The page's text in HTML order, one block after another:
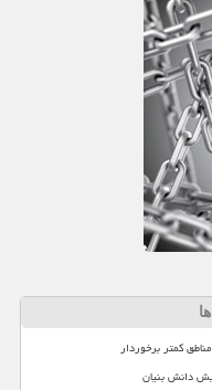
کمتر برخوردار
دانش بنیان